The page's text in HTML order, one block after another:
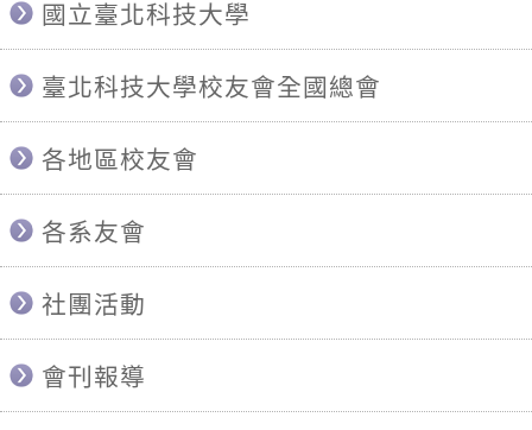
國立臺北科技大學
臺北科技大學校友會全國總會
各地區校友會
各系友會
社團活動
會刊報導